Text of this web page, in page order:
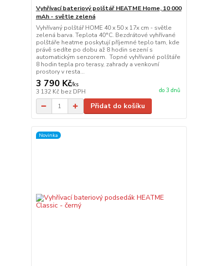
Vyhřívací bateriový polštář HEATME Home, 10 000
mAh - světle zelená
Vyhřívaný polštář HOME 40 x 50 x 17x cm - světle
zelená barva. Teplota 40°C. Bezdrátové vyhřívané
polštáře heatme poskytují příjemné teplo tam, kde
právě sedíte po dobu až 8 hodin sezení s
automatickým senzorem. Topné vyhřívané polštáře
8 hodin tepla pro terasy, zahrady a venkovní
prostory v resta...
3 790 Kč/ks
3 132 Kč bez DPH do 3 dnů
Přidat do košíku
Novinka